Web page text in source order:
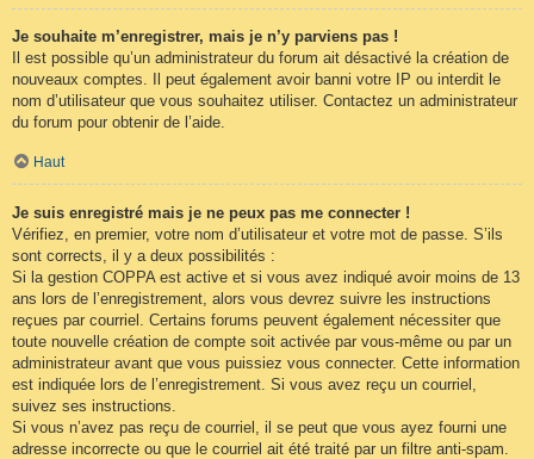
Je souhaite m’enregistrer, mais je n’y parviens pas !
Il est possible qu’un administrateur du forum ait désactivé la création de
nouveaux comptes. Il peut également avoir banni votre IP ou interdit le
nom d’utilisateur que vous souhaitez utiliser. Contactez un administrateur
du forum pour obtenir de l’aide.
Haut
Je suis enregistré mais je ne peux pas me connecter !
Vérifiez, en premier, votre nom d’utilisateur et votre mot de passe. S’ils
sont corrects, il y a deux possibilités :
Si la gestion COPPA est active et si vous avez indiqué avoir moins de 13
ans lors de l’enregistrement, alors vous devrez suivre les instructions
reçues par courriel. Certains forums peuvent également nécessiter que
toute nouvelle création de compte soit activée par vous-même ou par un
administrateur avant que vous puissiez vous connecter. Cette information
est indiquée lors de l’enregistrement. Si vous avez reçu un courriel,
suivez ses instructions.
Si vous n’avez pas reçu de courriel, il se peut que vous ayez fourni une
adresse incorrecte ou que le courriel ait été traité par un filtre anti-spam.